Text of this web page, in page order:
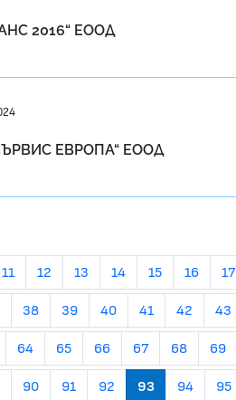
2016“ ЕООД
ЕВРОПА“ ЕООД
11 12 13 14 15 16 17
38 39 40 41 42 43
64 65 66 67 68 69
90 91 92 93 94 95